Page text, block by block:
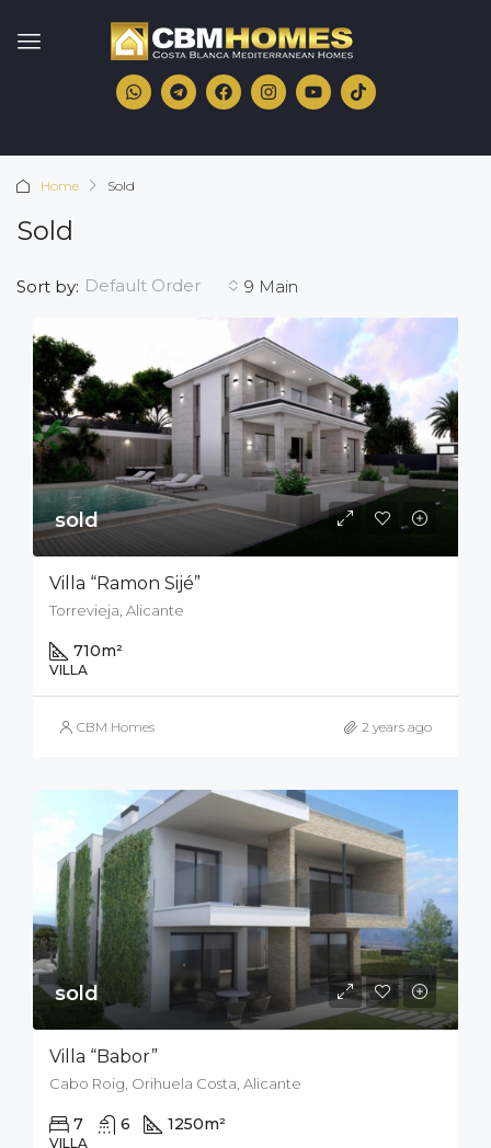
Home Sold
Sold
9 Main
Sort by: Default Order
sold
Villa “Ramon Sijé”
Torrevieja, Alicante
710m²
VILLA
CBM Homes 2 years ago
sold
Villa “Babor”
Cabo Roig, Orihuela Costa, Alicante
7 6 1250m²
VILLA